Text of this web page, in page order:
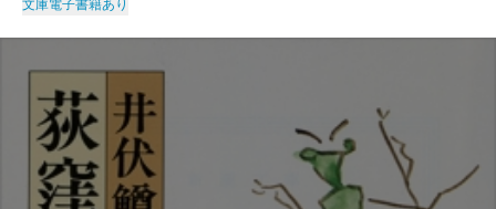
文庫電子書籍あり